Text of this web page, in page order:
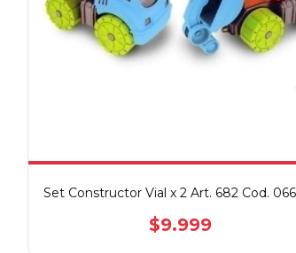
Set Constructor Vial x 2 Art. 682 Cod.
$9.999